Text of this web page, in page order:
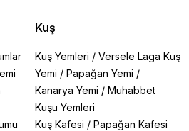
Kuş
Kuş Yemleri / Versele Laga Kuş
Yemi / Papağan Yemi /
Kanarya Yemi / Muhabbet
Kuşu Yemleri
Kuş Kafesi / Papağan Kafesi